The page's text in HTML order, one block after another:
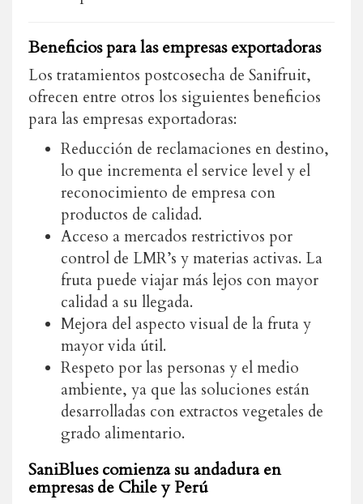
Beneficios para las empresas exportadoras
Los tratamientos postcosecha de Sanifruit,
ofrecen entre otros los siguientes beneficios
para las empresas exportadoras:
Reducción de reclamaciones en destino,
lo que incrementa el service level y el
reconocimiento de empresa con
productos de calidad.
Acceso a mercados restrictivos por
control de LMR’s y materias activas. La
fruta puede viajar más lejos con mayor
calidad a su llegada.
Mejora del aspecto visual de la fruta y
mayor vida útil.
Respeto por las personas y el medio
ambiente, ya que las soluciones están
desarrolladas con extractos vegetales de
grado alimentario.
SaniBlues comienza su andadura en
empresas de Chile y Perú